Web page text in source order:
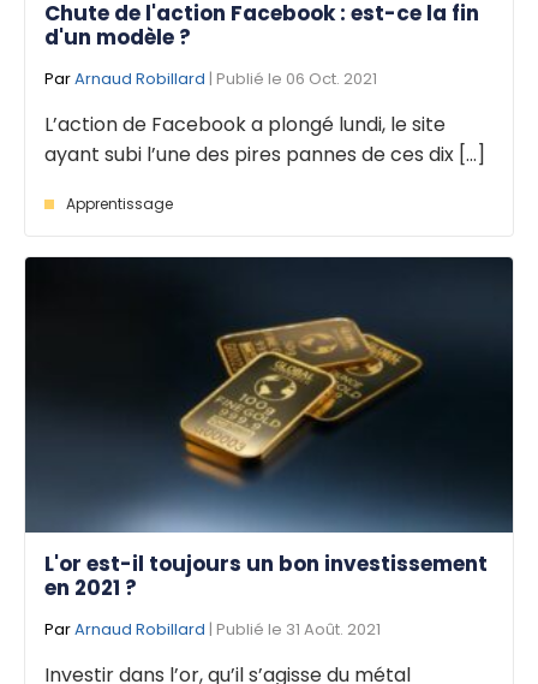
Chute de l'action Facebook : est-ce la fin
d'un modèle ?
ParArnaud Robillard | Publié le 06 Oct. 2021
L’action de Facebook a plongé lundi, le site
ayant subi l’une des pires pannes de ces dix [...]
Apprentissage
L'or est-il toujours un bon investissement
en 2021 ?
ParArnaud Robillard | Publié le 31 Août. 2021
Investir dans l’or, qu’il s’agisse du métal